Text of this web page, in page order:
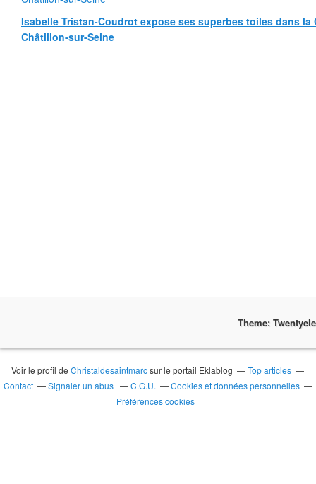
Isabelle Tristan-Coudrot expose ses superbes toiles dans la
Châtillon-sur-Seine
Theme:
Voir le profil deChristaldesaintmarcsur le portail Eklablog
Top articles
Contact
Signaler un abus C.G.U.
Cookies et données personnelles
Préférences cookies